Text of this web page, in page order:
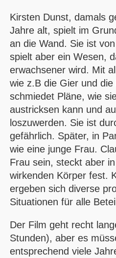
Kirsten Dunst, damals
Jahre alt, spielt im
an die Wand. Sie ist
spielt aber ein Wesen,
erwachsener wird. Mit
wie z.B die Gier und
schmiedet Pläne, wie
austricksen kann und
loszuwerden. Sie ist
gefährlich. Später, in
wie eine junge Frau.
Frau sein, steckt aber
wirkenden Körper fest.
ergeben sich diverse
Situationen für alle
Der Film geht recht
Stunden), aber es
entsprechend viele